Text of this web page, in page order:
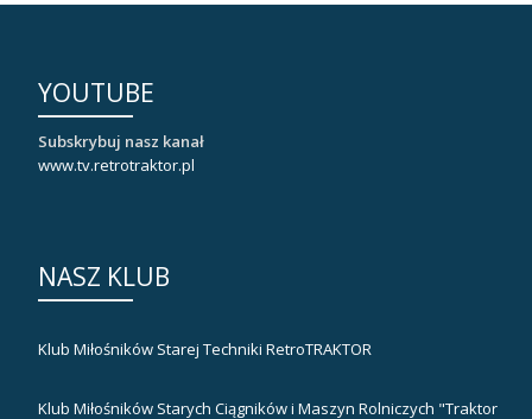
YOUTUBE
Subskrybuj nasz kanał
www.tv.retrotraktor.pl
NASZ KLUB
Klub Miłośników Starej Techniki RetroTRAKTOR
Klub Miłośników Starych Ciągników i Maszyn Rolniczych "Traktor